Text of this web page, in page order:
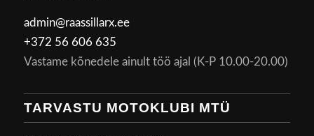
admin@raassillarx.ee
+372 56 606 635
Vastame kõnedele ainult töö ajal (K-P 10.00-20.00)
TARVASTU MOTOKLUBI MTÜ